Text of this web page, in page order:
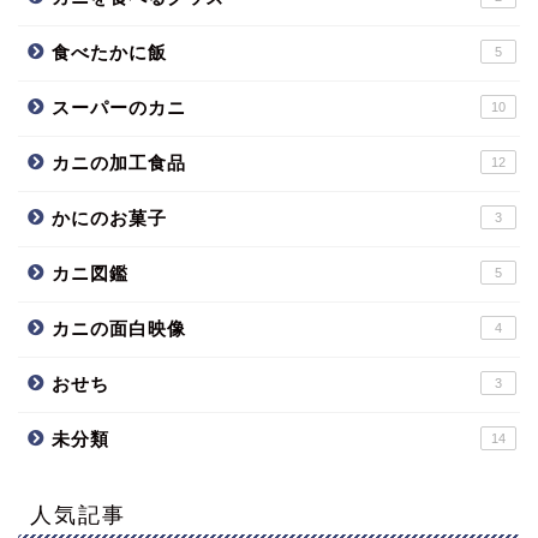
食べたかに飯 5
スーパーのカニ 10
カニの加工食品 12
かにのお菓子 3
カニ図鑑 5
カニの面白映像 4
おせち 3
未分類 14
人気記事